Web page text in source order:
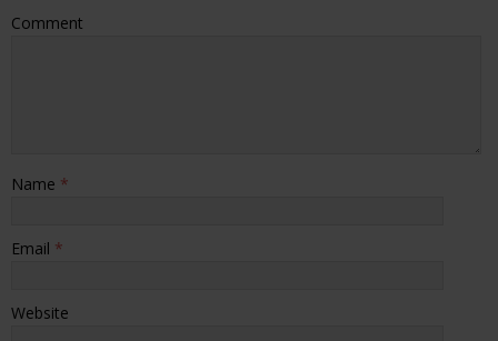
Comment
Name *
Email *
Website